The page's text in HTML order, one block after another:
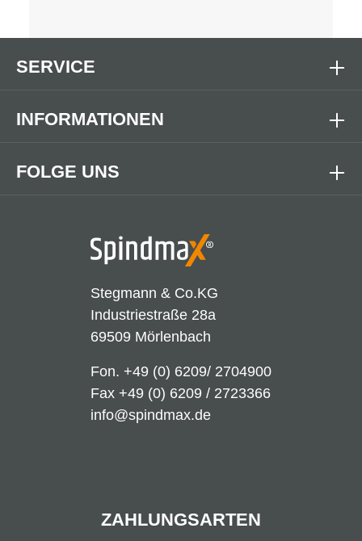
Stegmann & Co.KG
Industriestraße 28a
69509 Mörlenbach
Fon. +49 (0) 6209/ 2704900
Fax +49 (0) 6209 / 2723366
info@spindmax.de
FOLGE UNS
SERVICE
INFORMATIONEN
ZAHLUNGSARTEN